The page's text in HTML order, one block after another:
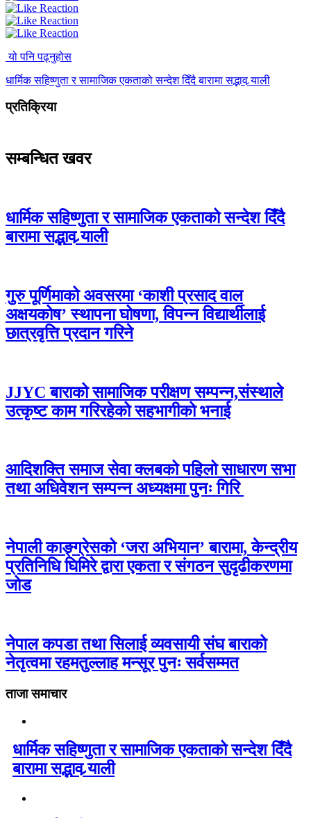
यो पनि पढ्नुहोस
धार्मिक सहिष्णुता र सामाजिक एकताको सन्देश दिँदै बारामा सद्भाव र्‍याली
प्रतिक्रिया
सम्बन्धित खवर
धार्मिक सहिष्णुता र सामाजिक एकताको सन्देश दिँदै
बारामा सद्भाव र्‍याली
गुरु पूर्णिमाको अवसरमा ‘काशी प्रसाद वाल
अक्षयकोष’ स्थापना घोषणा, विपन्न विद्यार्थीलाई
छात्रवृत्ति प्रदान गरिने
JJYC बाराको सामाजिक परीक्षण सम्पन्न,संस्थाले
उत्कृष्ट काम गरिरहेको सहभागीको भनाई
आदिशक्ति समाज सेवा क्लबको पहिलो साधारण सभा
तथा अधिवेशन सम्पन्न अध्यक्षमा पुनः गिरि
नेपाली काङ्ग्रेसको ‘जरा अभियान’ बारामा, केन्द्रीय
प्रतिनिधि घिमिरे द्वारा एकता र संगठन सुदृढीकरणमा
जोड
नेपाल कपडा तथा सिलाई व्यवसायी संघ बाराको
नेतृत्वमा रहमतुल्लाह मन्सूर पुनः सर्वसम्मत
ताजा समाचार
धार्मिक सहिष्णुता र सामाजिक एकताको सन्देश दिँदै
बारामा सद्भाव र्‍याली